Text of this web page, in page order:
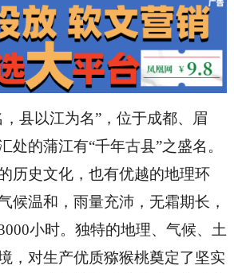
，县以江为名”，位于成都、眉
处的蒲江有“千年古县”之盛名。
历史文化，也有优越的地理环
候温和，雨量充沛，无霜期长，
小时。独特的地理、气候、土
，对生产优质猕猴桃奠定了坚实